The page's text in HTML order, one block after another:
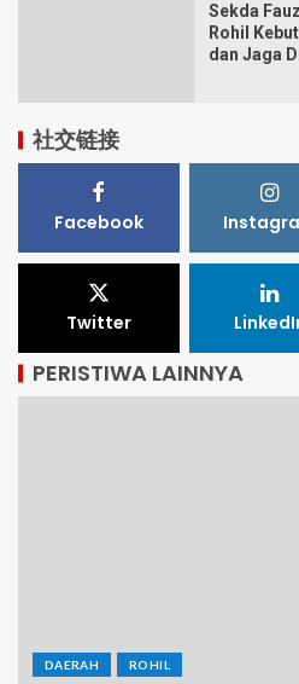
Sekda
Rohil
dan Jaga
社交链接
Facebook
Twitter
PERISTIWA LAINNYA
DAERAH ROHIL